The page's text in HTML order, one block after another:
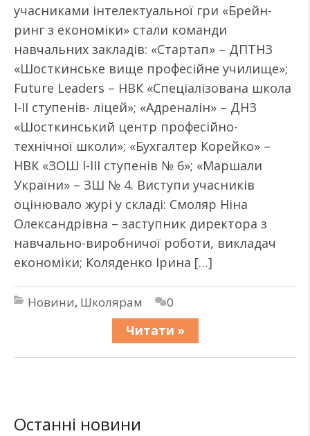
учасниками інтелектуальної гри «Брейн-
ринг з економіки» стали команди
навчальних закладів: «Стартап» – ДПТНЗ
«Шосткинське вище професійне училище»;
Future Leaders – НВК «Спеціалізована школа
I-II ступенів- ліцей»; «Адреналін» – ДНЗ
«Шосткинський центр професійно-
технічної школи»; «Бухгалтер Корейко» –
НВК «ЗОШ I-III ступенів № 6»; «Маршали
України» – ЗШ № 4. Виступи учасників
оцінювало журі у складі: Смоляр Ніна
Олександрівна – заступник директора з
навчально-виробничої роботи, викладач
економіки; Коляденко Ірина […]
Новини, Школярам
0
Читати »
Останні новини